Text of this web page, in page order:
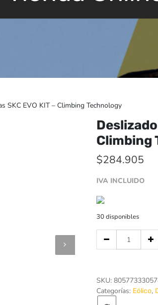
SKC EVO KIT – Climbing Technology
Climbing
$284.905
IVA INCLUIDO
30 disponibles
SKC
EVO
KIT
SKU:
Categorías: Eólico,